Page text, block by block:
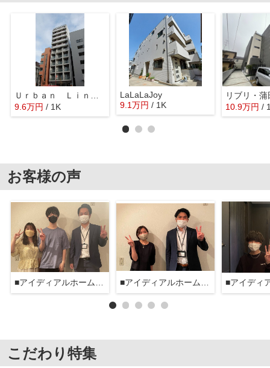
9.6万円 / 1K
LaLaLaJoy
9.1万円 / 1K
リブリ・蒲
10.9万円 /
お客様の声
■アイディアルホーム大森本店■ ■アイディアルホーム大森本店■
こだわり特集